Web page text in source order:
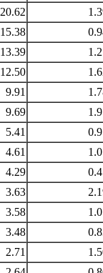
20.62
15.38
13.39
12.50
9.91
9.69
5.41
4.61
4.29
3.63
3.58
3.48
2.71